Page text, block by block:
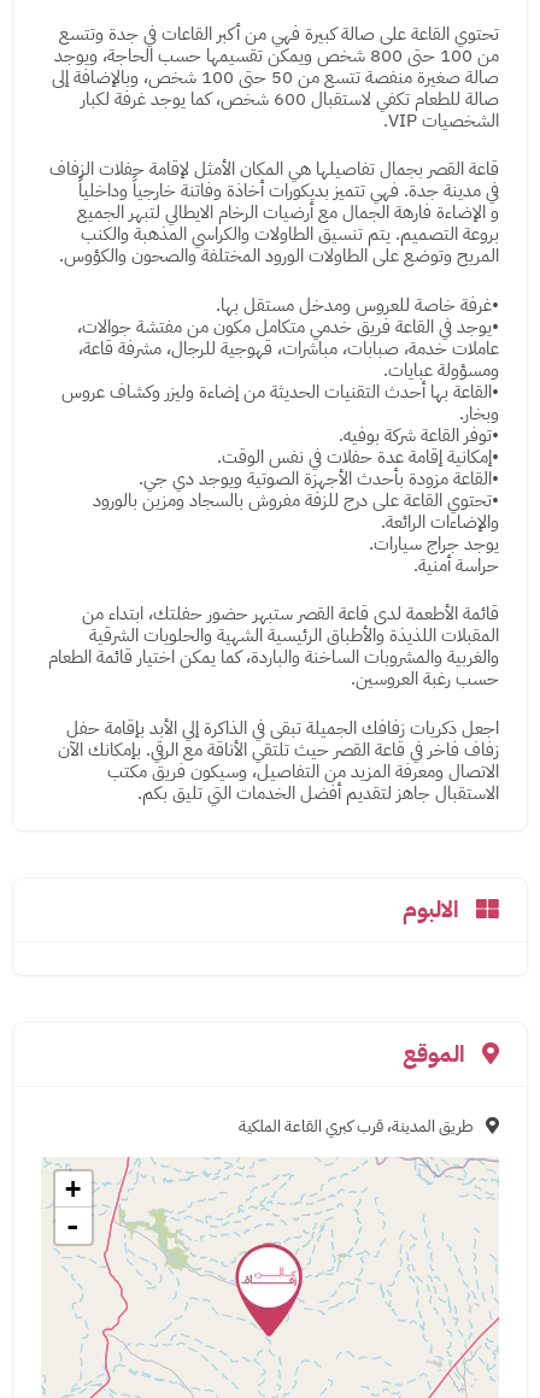
تحتوي القاعة على صالة كبيرة فهي من أكبر القاعات في جدة وتتسع
من 100 حتى 800 شخص ويمكن تقسيمها حسب الحاجة، ويوجد
صالة صغيرة منفصة تتسع من 50 حتى 100 شخص، وبالإضافة إلى
صالة للطعام تكفي لاستقبال 600 شخص، كما يوجد غرفة لكبار
الشخصيات VIP.
قاعة القصر بجمال تفاصيلها هي المكان الأمثل لإقامة حفلات الزفاف
في مدينة جدة. فهي تتميز بديكورات أخاذة وفاتنة خارجياً وداخلياً
و الإضاءة فارهة الجمال مع أرضيات الرخام الايطالي لتبهر الجميع
بروعة التصميم. يتم تنسيق الطاولات والكراسي المذهبة والكنب
المريح وتوضع على الطاولات الورود المختلفة والصحون والكؤوس.
•غرفة خاصة للعروس ومدخل مستقل بها.
•يوجد في القاعة فريق خدمي متكامل مكون من مفتشة جوالات،
عاملات خدمة، صبابات، مباشرات، قهوجية للرجال، مشرفة قاعة،
ومسؤولة عبايات.
•القاعة بها أحدث التقنيات الحديثة من إضاءة وليزر وكشاف عروس
وبخار.
•توفر القاعة شركة بوفيه.
•إمكانية إقامة عدة حفلات في نفس الوقت.
•القاعة مزودة بأحدث الأجهزة الصوتية ويوجد دي جي.
•تحتوي القاعة على درج للزفة مفروش بالسجاد ومزين بالورود
والإضاءات الرائعة.
يوجد جراج سيارات.
حراسة أمنية.
قائمة الأطعمة لدى قاعة القصر ستبهر حضور حفلتك، ابتداء من
المقبلات اللذيذة والأطباق الرئيسية الشهية والحلويات الشرقية
والغربية والمشروبات الساخنة والباردة، كما يمكن اختيار قائمة الطعام
حسب رغبة العروسين.
اجعل ذكريات زفافك الجميلة تبقى في الذاكرة إلي الأبد بإقامة حفل
زفاف فاخر في قاعة القصر حيث تلتقي الأناقة مع الرقي. بإمكانك الآن
الاتصال ومعرفة المزيد من التفاصيل، وسيكون فريق مكتب
الاستقبال جاهز لتقديم أفضل الخدمات التي تليق بكم.
الالبوم
الموقع
طريق المدينة، قرب كبري القاعة الملكية
+
-